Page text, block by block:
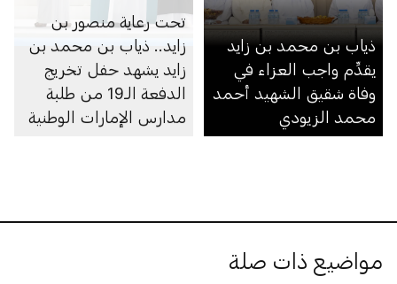
ذياب بن محمد بن زايد
يقدِّم واجب العزاء في
وفاة شقيق الشهيد أحمد
محمد الزيودي
تحت رعاية منصور بن
زايد.. ذياب بن محمد بن
زايد يشهد حفل تخريج
الدفعة الـ19 من طلبة
مدارس الإمارات الوطنية
مواضيع ذات صلة